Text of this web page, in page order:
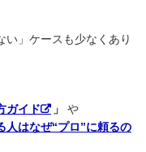
い」ケースも少なくあり
ガイド 」
や
人はなぜ“プロ”に頼るの